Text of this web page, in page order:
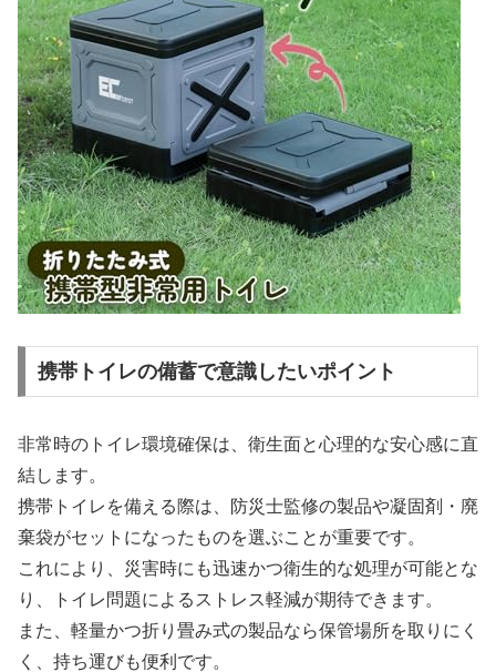
携帯トイレの備蓄で意識したいポイント
非常時のトイレ環境確保は、衛生面と心理的な安心感に直
結します。
携帯トイレを備える際は、防災士監修の製品や凝固剤・廃
棄袋がセットになったものを選ぶことが重要です。
これにより、災害時にも迅速かつ衛生的な処理が可能とな
り、トイレ問題によるストレス軽減が期待できます。
また、軽量かつ折り畳み式の製品なら保管場所を取りにく
く、持ち運びも便利です。